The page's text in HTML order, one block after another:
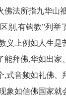
法所指九华山
别,有钩教”列举
义上例如人生是
拜佛,华如出家
式音频如礼佛、
象如信佛国家就